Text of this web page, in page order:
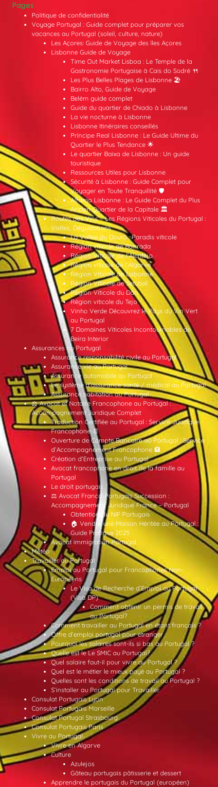
Pages
Politique de confidentialité
Voyage Portugal : Guide complet pour préparer vos
vacances au Portugal (soleil, culture, nature)
Les Açores: Guide de Voyage des îles Açores
Lisbonne Guide de Voyage
Time Out Market Lisboa : Le Temple de la
Gastronomie Portugaise à Cais do Sodré 🍴
Les Plus Belles Plages de Lisbonne 🏖️
Bairro Alto, Guide de Voyage
Belém guide complet
Guide du quartier de Chiado à Lisbonne
La vie nocturne à Lisbonne
Lisbonne Itinéraires conseillés
Príncipe Real Lisbonne : Le Guide Ultime du
Quartier le Plus Tendance 🌟
Le quartier Baixa de Lisbonne : Un guide
touristique
Ressources Utiles pour Lisbonne
Sécurité à Lisbonne : Guide Complet pour
Voyager en Toute Tranquillité 🛡️
Alfama Lisbonne : Le Guide Complet du Plus
Ancien Quartier de la Capitale 🏛️
Routes des Vins – Les Régions Viticoles du Portugal :
Visites, Dégustations
La Vallée du Douro : Paradis viticole
Région viticole de Bairrada
Région Viticole de l’Alentejo
Région viticole de l’Algarve
Région Viticole de Lisbonne
Région Viticole de Setúbal
Région Viticole du Dão
Région viticole du Tejo
Vinho Verde Découvrez le Pays du Vin Vert
au Portugal
7 Domaines Viticoles Incontournables de
Beira Interior
Assurances au Portugal
Assurance responsabilité civile au Portugal
Assurance vie au Portugal
Assurance automobile au Portugal
Le système d’assurance santé / médical au Portugal
Assurance habitation au Portugal
⚖️ Avocat et Notaire Francophone au Portugal :
Accompagnement Juridique Complet
Traduction Certifiée au Portugal : Service Juridique
Francophone 📄
Ouverture de Compte Bancaire au Portugal : Service
d’Accompagnement Francophone 🏦
Création d’Entreprise au Portugal
Avocat francophone en droit de la famille au
Portugal
Le droit portugais
⚖️ Avocat Franco-Portugais Succession :
Accompagnement Juridique France – Portugal
Obtention du NIF Portugais
🏠 Vendre une Maison Héritée au Portugal :
Guide Pratique 2025
Avocat immigration Portugal
Météo
Travailler au Portugal
Emploi au Portugal pour Francophones Non-
Européens
Le Visa de Recherche d’Emploi au Portugal
(Visa DP)
Comment obtenir un permis de travail
au Portugal?
Comment travailler au Portugal en étant français ?
Offre d’emploi portugal pour etranger
Pourquoi les salaires sont-ils si bas au Portugal ?
Quelle est le Le SMIC au Portugal?
Quel salaire faut-il pour vivre au Portugal ?
Quel est le métier le mieux payé au Portugal ?
Quelles sont les conditions de travail au Portugal ?
S’installer au Portugal pour Travailler
Consulat Portugais Lyon
Consulat Portugais Marseille
Consulat Portugal Strasbourg
Consulat Portugais Paris
Vivre au Portugal
Vivre en Algarve
Culture
Azulejos
Gâteau portugais pâtisserie et dessert
Apprendre le portugais du Portugal (européen)